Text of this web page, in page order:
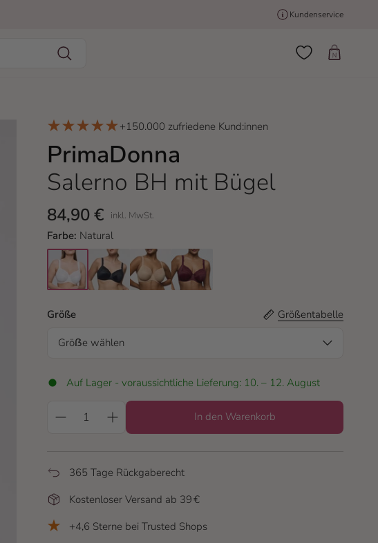
Kundenservice
+150.000 zufriedene Kund:innen
PrimaDonna
Salerno BH mit Bügel
84,90 € inkl. MwSt.
Farbe: Natural
Größe
Größentabelle
Gröẞe wählen
Auf Lager - voraussichtliche Lieferung: 10. – 12. August
In den Warenkorb
365 Tage Rückgaberecht
Kostenloser Versand ab 39 €
+4,6 Sterne bei Trusted Shops